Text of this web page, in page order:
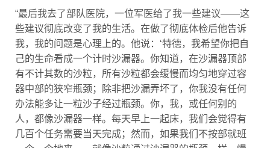
“最后我去了部队医院，一位军医给了我一些建议——这
些建议彻底改变了我的生活。在做了彻底体检后他告诉
我，我的问题是心理上的。他说：‘特德，我希望你把自
己的生命看成一个计时沙漏器。你知道，在沙漏器顶部
有不计其数的沙粒，所有沙粒都会缓慢而均匀地穿过容
器中部的狭窄瓶颈；除非把沙漏弄坏了，你我没有任何
办法能多让一粒沙子经过瓶颈。你，我，或任何别的
人，都像沙漏器一样。每天早上一起床，我们会觉得有
几百个任务需要当天完成；然而，如果我们不按部就班
一个一个地来——就像沙粒通过沙漏器的瓶颈一样，慢